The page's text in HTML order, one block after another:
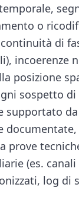
o
di
incoerenze
posizione
sospetto
supportato
prove
(es.
log di